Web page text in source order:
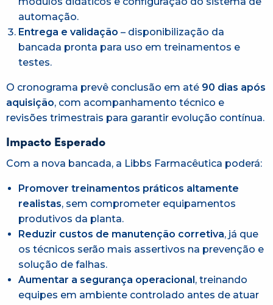
automação.
Entrega e validação – disponibilização da
bancada pronta para uso em treinamentos e
testes.
O cronograma prevê conclusão em até 90 dias após
aquisição, com acompanhamento técnico e
revisões trimestrais para garantir evolução contínua.
Impacto Esperado
Com a nova bancada, a Libbs Farmacêutica poderá:
Promover treinamentos práticos altamente
realistas, sem comprometer equipamentos
produtivos da planta.
Reduzir custos de manutenção corretiva, já que
os técnicos serão mais assertivos na prevenção e
solução de falhas.
Aumentar a segurança operacional , treinando
equipes em ambiente controlado antes de atuar